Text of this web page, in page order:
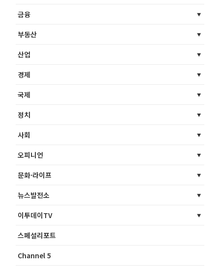
금융
부동산
산업
경제
국제
정치
사회
오피니언
문화·라이프
뉴스발전소
이투데이TV
스페셜리포트
Channel 5